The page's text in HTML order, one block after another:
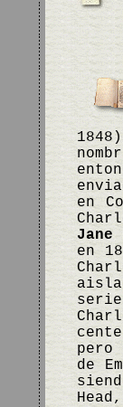
en
Jane
en
pero
de